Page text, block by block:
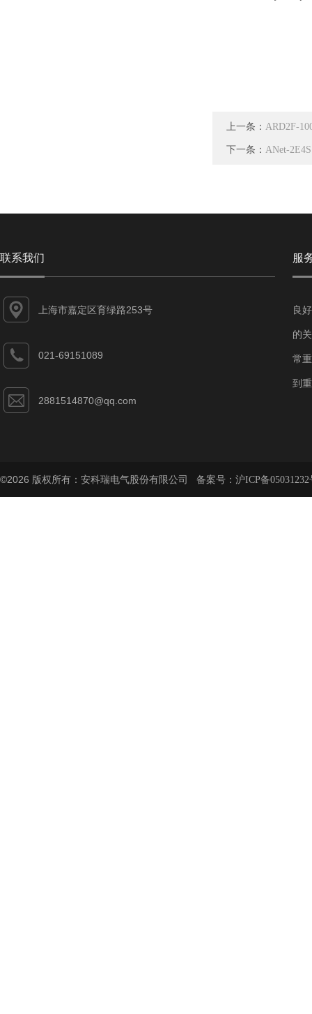
上一条： ARD2F-
下一条： ANet-
联系我们
上海市嘉定区育绿路253号
021-69151089
2881514870@qq.com
服
良
的
常
到
©2026 版权所有：安科瑞电气股份有限公司 备案号： 沪ICP备05031232